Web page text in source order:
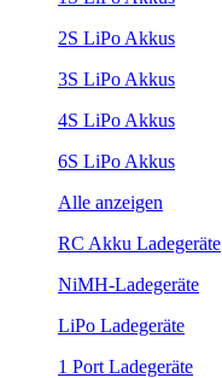
2S LiPo Akkus
3S LiPo Akkus
4S LiPo Akkus
6S LiPo Akkus
Alle anzeigen
RC Akku Ladegeräte
NiMH-Ladegeräte
LiPo Ladegeräte
1 Port Ladegeräte